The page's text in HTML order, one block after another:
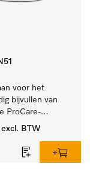
voor het
bijvullen van
ProCare-
excl. BTW